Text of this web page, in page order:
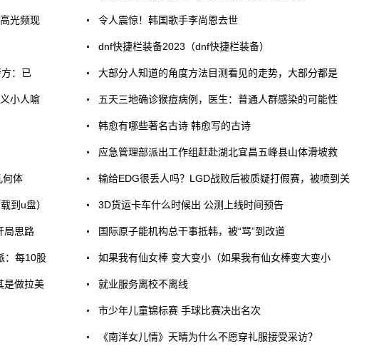
光频现
：已
小人喻
何体
到u盘）
局思路
：每10股
是做拉美
令人震惊！韩国歌手李尚恩去世
dnf快捷栏装备2023（dnf快捷栏装备）
大部分人知道的角度方法目测看见的走势，大部分都是
五天三地确诊猴痘病例，医生：普通人群感染的可能性
韩愈有哪些著名古诗 韩愈写的古诗
应急管理部派出工作组赶赴湖北宜昌五峰县山体滑坡救
输给EDG很丢人吗？LGD战败后被质疑打假赛，被喷到关
3D货运卡车什么时候出 公测上线时间预告
国际原子能机构总干事抵韩，被“骂”到改道
如果我有仙女棒 变大变小（如果我有仙女棒变大变小
就业服务离校不离线
市少年儿童锦标赛 手球比赛决出名次
《南洋女儿情》天晴为什么不愿穿礼服接受采访？